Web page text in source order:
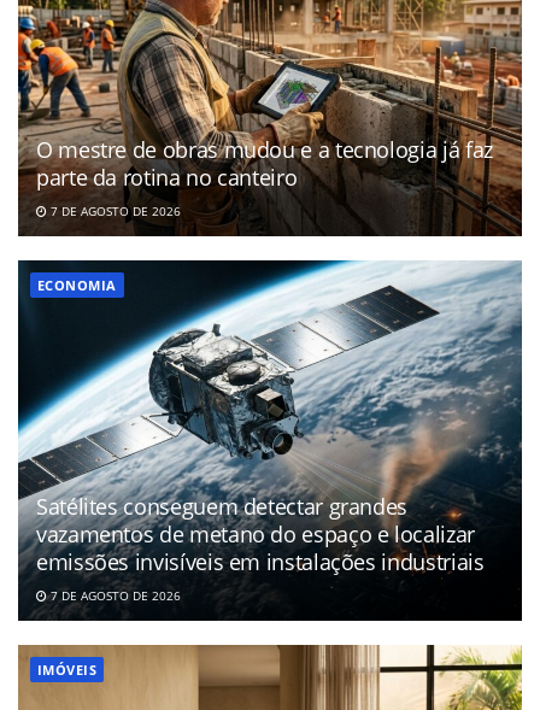
O mestre de obras mudou e a tecnologia já faz
parte da rotina no canteiro
7 DE AGOSTO DE 2026
ECONOMIA
Satélites conseguem detectar grandes
vazamentos de metano do espaço e localizar
emissões invisíveis em instalações industriais
7 DE AGOSTO DE 2026
IMÓVEIS